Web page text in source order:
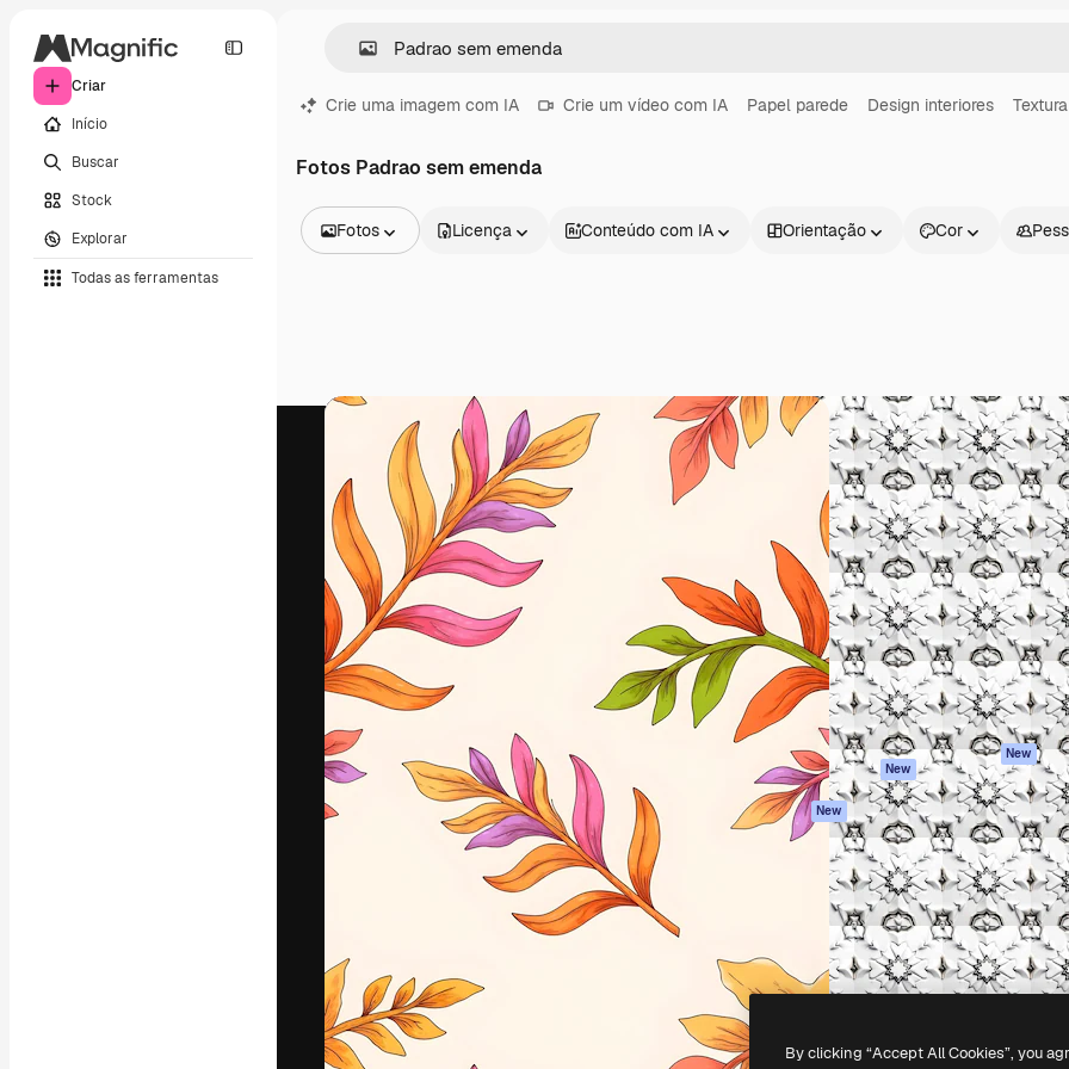
Criar
Início
Buscar
Stock
Explorar
Todas as ferramentas
Crie uma imagem com IA Crie um vídeo com IA Papel parede Design interiores
Fotos Padrao sem emenda
Fotos
Vídeos
Clipes de vídeo
Modelos de vídeos
Ícones
Modelos 3D
Fontes
Licença Conteúdo com IA Orientação Cor
A plataforma criativa para você direcionar
seu melhor trabalho. Mais de 1 milhão de
assinantes entre criativos, empresas,
agências e estúdios.
Produtos
Spaces
Assistente de IA
Gerador de
imagens
Gerador de vídeos
Texto para voz
Conteúdo de stock
MCP para
Claude/ChatGPT
New
Agentes New
App móvel
ferramentas
Começar
Academy
Documentação
Atendimento
Termos e
condições
Política de
privacidade
Originais New
Política de
Central de
confiabilidade
Afiliados
Empresas
Copyright © 2010- Freepik Company S.L.U.Todos os direitos reservados.
By clicking “Accept All Cookies”, you